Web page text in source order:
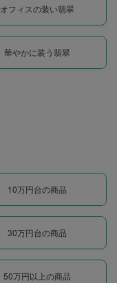
オフィスの装い翡翠
華やかに装う翡翠
10万円台の商品
30万円台の商品
50万円以上の商品